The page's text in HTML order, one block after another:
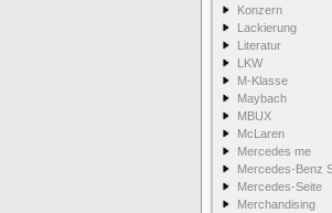
Konzern
Lackierung
Literatur
LKW
M-Klasse
Maybach
MBUX
McLaren
Mercedes me
Mercedes-Benz
Mercedes-Seite
Merchandising